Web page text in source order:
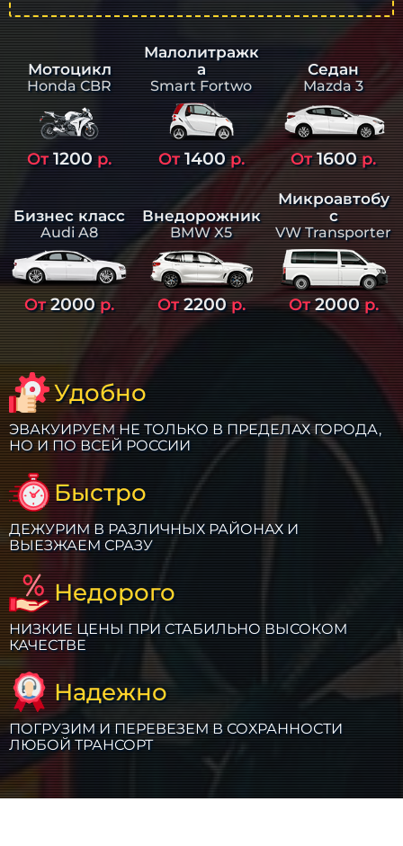
Мотоцикл
Honda CBR
От1200 р.
Малолитражк
а
Smart Fortwo
От1400р.
Седан
Mazda 3
От1600р.
Бизнес класс
Audi A8
От2000р.
Внедорожник
BMW X5
От2200р.
Микроавтобу
с
VW Transporter
От2000р.
Удобно
ЭВАКУИРУЕМ НЕ ТОЛЬКО В ПРЕДЕЛАХ ГОРОДА,
НО И ПО ВСЕЙ РОССИИ
Быстро
ДЕЖУРИМ В РАЗЛИЧНЫХ РАЙОНАХ И
ВЫЕЗЖАЕМ СРАЗУ
Недорого
НИЗКИЕ ЦЕНЫ ПРИ СТАБИЛЬНО ВЫСОКОМ
КАЧЕСТВЕ
Надежно
ПОГРУЗИМ И ПЕРЕВЕЗЕМ В СОХРАННОСТИ
ЛЮБОЙ ТРАНСОРТ